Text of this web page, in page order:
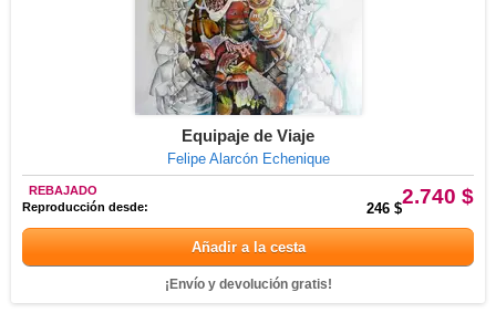
Equipaje de Viaje
Felipe Alarcón Echenique
2.740 $
REBAJADO
Reproducción desde:
246 $
Añadir a la cesta
¡Envío y devolución gratis!